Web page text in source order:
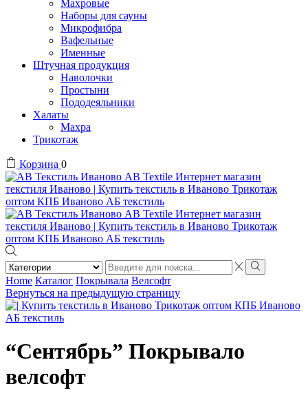
Махровые
Наборы для сауны
Микрофибра
Вафельные
Именные
Штучная продукция
Наволочки
Простыни
Пододеяльники
Халаты
Махра
Трикотаж
Корзина 0
Search
input
Search
Home Каталог Покрывала Велсофт
Вернуться на предыдущую страницу
“Сентябрь” Покрывало
велсофт